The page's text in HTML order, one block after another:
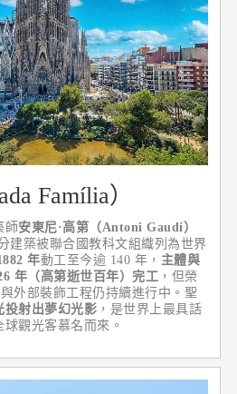
Família）
師安東尼·高第（Antoni Gaudí）
建築被聯合國教科文組織列為世界
年動工至今逾 140 年， 主體與
年（高第逝世百年）完工 ，但榮
外部裝飾工程仍持續進行中。聖
投射出夢幻光影 ，是世界上最具話
觀光客慕名而來。